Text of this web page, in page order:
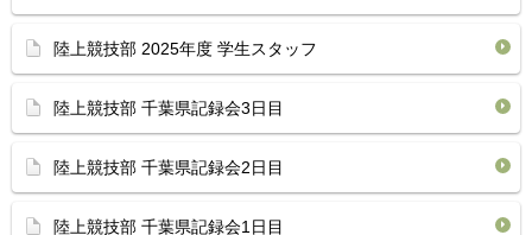
陸上競技部 2025年度 学生スタッフ
陸上競技部 千葉県記録会3日目
陸上競技部 千葉県記録会2日目
陸上競技部 千葉県記録会1日目